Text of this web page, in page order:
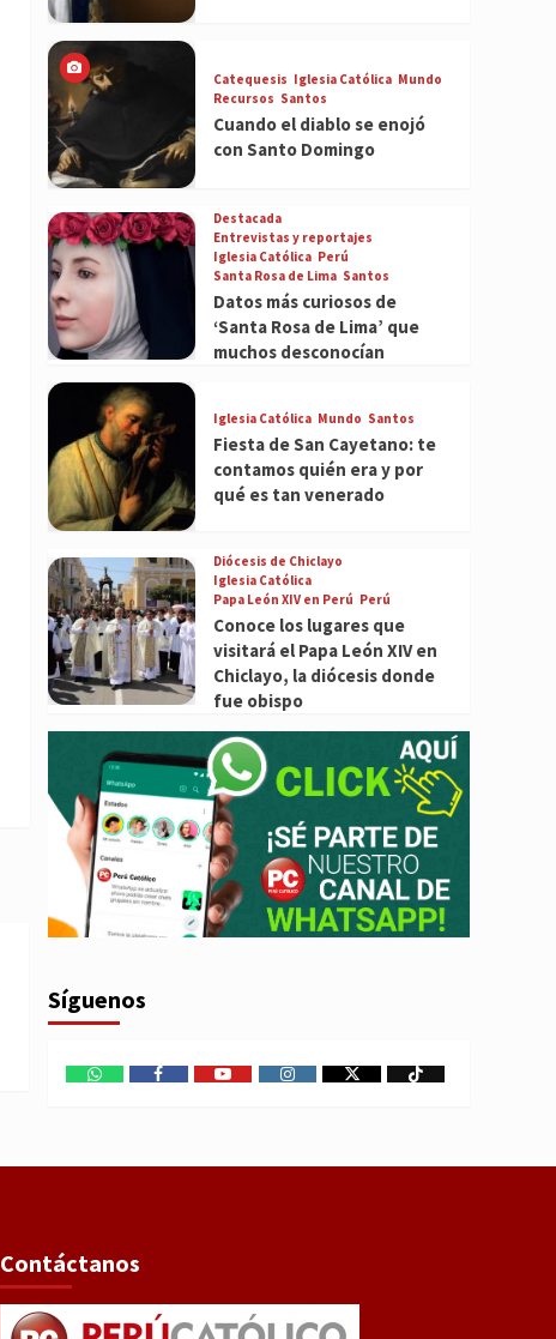
Catequesis Iglesia Católica Mundo
Recursos Santos
Cuando el diablo se enojó
con Santo Domingo
Destacada
Entrevistas y reportajes
Iglesia Católica Perú
Santa Rosa de Lima Santos
Datos más curiosos de
‘Santa Rosa de Lima’ que
muchos desconocían
Iglesia Católica Mundo Santos
Fiesta de San Cayetano: te
contamos quién era y por
qué es tan venerado
Diócesis de Chiclayo
Iglesia Católica
Papa León XIV en Perú Perú
Conoce los lugares que
visitará el Papa León XIV en
Chiclayo, la diócesis donde
fue obispo
Síguenos
WhatsAppFacebookYoutubeInstagram
X TikTok
Contáctanos